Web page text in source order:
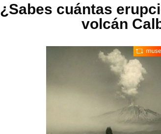
¿Sabes cuántas
volcán